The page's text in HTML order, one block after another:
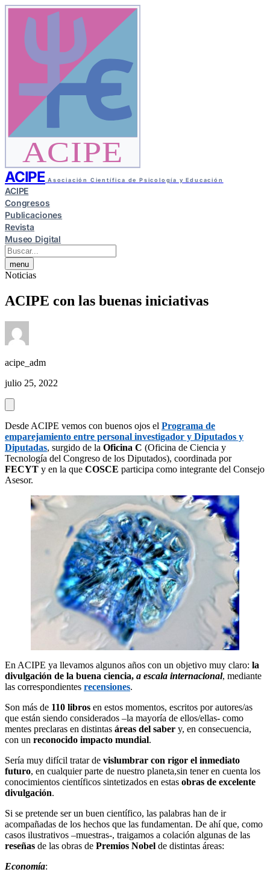
ACIPE
ACIPE Asociación Científica de Psicología y Educación
ACIPE
Congresos
Publicaciones
Revista
Museo Digital
menu
Noticias
ACIPE con las buenas iniciativas
acipe_adm
julio 25, 2022
Desde ACIPE vemos con buenos ojos el Programa de
emparejamiento entre personal investigador y Diputados y
Diputadas, surgido de la Oficina C (Oficina de Ciencia y
Tecnología del Congreso de los Diputados), coordinada por
FECYT y en la que COSCE participa como integrante del Consejo
Asesor.
En ACIPE ya llevamos algunos años con un objetivo muy claro: la
divulgación de la buena ciencia, a escala internacional, mediante
las correspondientes recensiones.
Son más de 110 libros en estos momentos, escritos por autores/as
que están siendo considerados –la mayoría de ellos/ellas- como
mentes preclaras en distintas áreas del saber y, en consecuencia,
con un reconocido impacto mundial.
Sería muy difícil tratar de vislumbrar con rigor el inmediato
futuro, en cualquier parte de nuestro planeta,sin tener en cuenta los
conocimientos científicos sintetizados en estas obras de excelente
divulgación.
Si se pretende ser un buen científico, las palabras han de ir
acompañadas de los hechos que las fundamentan. De ahí que, como
casos ilustrativos –muestras-, traigamos a colación algunas de las
reseñas de las obras de Premios Nobel de distintas áreas:
Economía: